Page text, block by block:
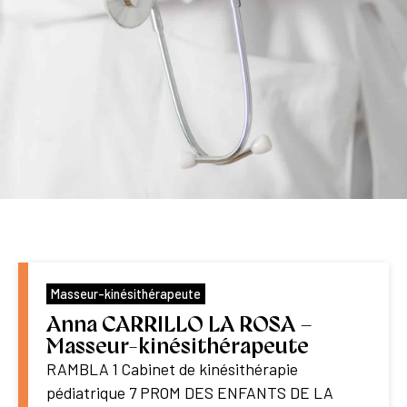
Masseur-kinésithérapeute
Anna CARRILLO LA ROSA –
Masseur-kinésithérapeute
RAMBLA 1 Cabinet de kinésithérapie
pédiatrique 7 PROM DES ENFANTS DE LA